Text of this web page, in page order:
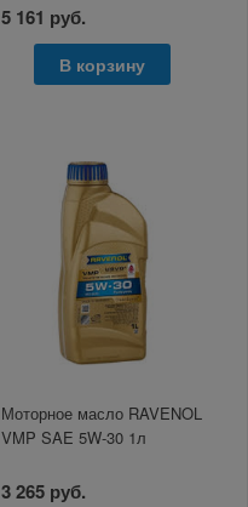
5 161 руб.
В корзину
Моторное масло RAVENOL
VMP SAE 5W-30 1л
3 265 руб.